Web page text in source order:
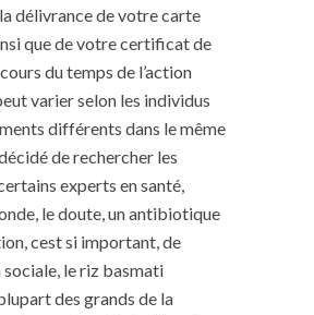
délivrance de votre carte
que de votre certificat de
du temps de l’action
varier selon les individus
différents dans le même
de rechercher les
experts en santé,
le doute, un antibiotique
cest si important, de
le riz basmati
des grands de la